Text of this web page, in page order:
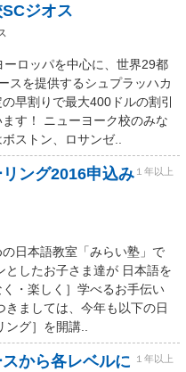
ジオス
ロッパを中心に、世界29都
スを提供するシュプラッハカ
早割りで最大400ドルの割引
す！ ニューヨーク校のみな
ストン、ロサンゼ..
ング2016申込み １年以上
日本語教室「みらい塾」で
としたお子さま達が 日本語を
く・楽しく］学べるお手伝い
きましては、今年も以下の日
グ］を開講..
から各レベルに
１年以上